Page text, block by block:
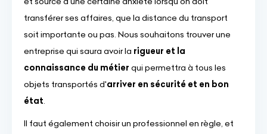
transférer ses affaires, que la distance du transport
soit importante ou pas. Nous souhaitons trouver une
entreprise qui saura avoir la rigueur et la
connaissance du métier qui permettra à tous les
objets transportés d'arriver en sécurité et en bon
état.
Il faut également choisir un professionnel en règle, et